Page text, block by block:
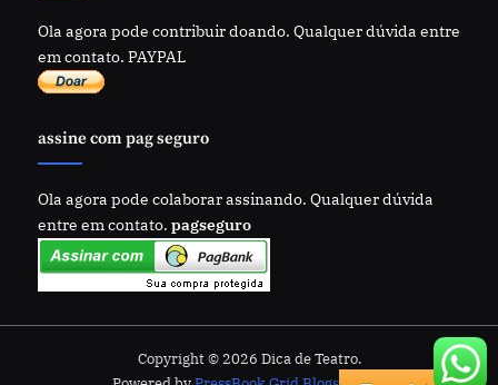
Ola agora pode contribuir doando. Qualquer dúvida entre
em contato. PAYPAL
assine com pag seguro
Ola agora pode colaborar assinando. Qualquer dúvida
entre em contato. pagseguro
Copyright © 2026 Dica de Teatro.